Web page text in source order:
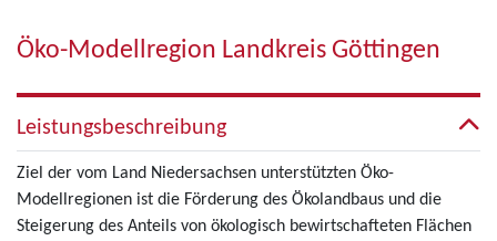
Öko-Modellregion Landkreis Göttingen
Leistungsbeschreibung
Ziel der vom Land Niedersachsen unterstützten Öko-
Modellregionen ist die Förderung des Ökolandbaus und die
Steigerung des Anteils von ökologisch bewirtschafteten Flächen